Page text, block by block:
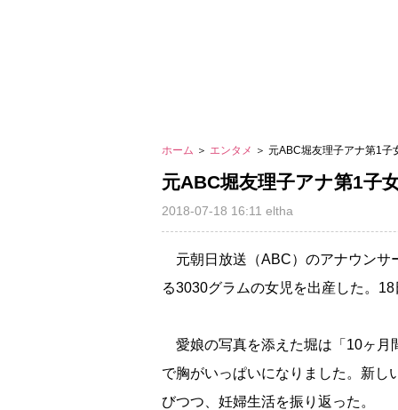
ホーム ＞ エンタメ ＞ 元ABC堀友理子アナ第1
元ABC堀友理子アナ第1子
2018-07-18 16:11 eltha
元朝日放送（ABC）のアナウンサ
る3030グラムの女児を出産した。
愛娘の写真を添えた堀は「10ヶ月
で胸がいっぱいになりました。新し
びつつ、妊婦生活を振り返った。